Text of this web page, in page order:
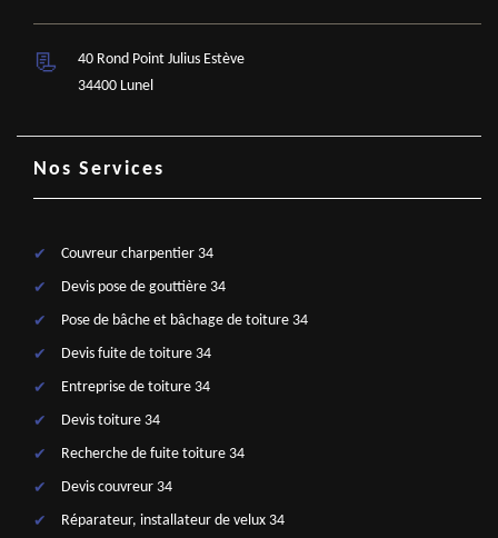
40 Rond Point Julius Estève
34400 Lunel
Nos Services
Couvreur charpentier 34
Devis pose de gouttière 34
Pose de bâche et bâchage de toiture 34
Devis fuite de toiture 34
Entreprise de toiture 34
Devis toiture 34
Recherche de fuite toiture 34
Devis couvreur 34
Réparateur, installateur de velux 34